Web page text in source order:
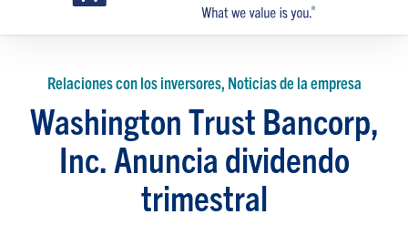
Relaciones con los inversores, Noticias de la empresa
Washington Trust Bancorp,
Inc. Anuncia dividendo
trimestral